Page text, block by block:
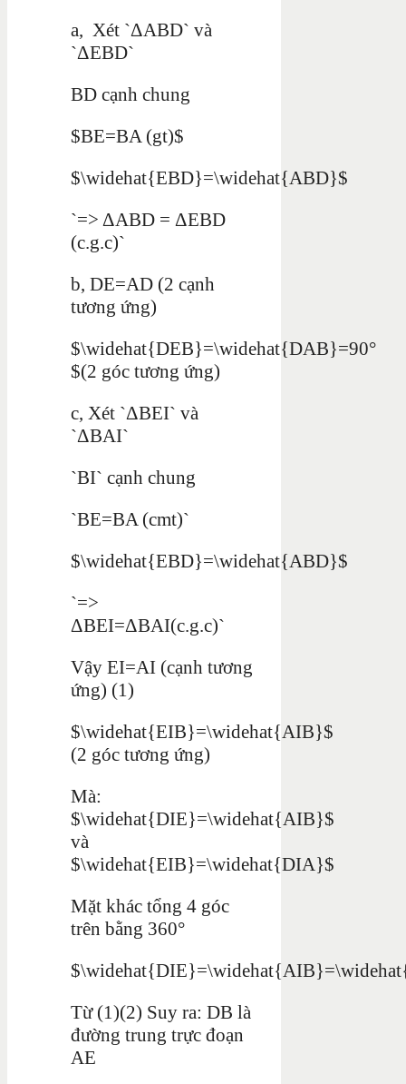
a, Xét `ΔABD` và
`ΔEBD`
BD cạnh chung
$BE=BA (gt)$
$\widehat{EBD}=\widehat{ABD}$
`=> ΔABD = ΔEBD
(c.g.c)`
b, DE=AD (2 cạnh
tương ứng)
$\widehat{DEB}=\widehat{DAB}=90°
$(2 góc tương ứng)
c, Xét `ΔBEI` và
`ΔBAI`
`BI` cạnh chung
`BE=BA (cmt)`
$\widehat{EBD}=\widehat{ABD}$
`=>
ΔBEI=ΔBAI(c.g.c)`
Vậy EI=AI (cạnh tương
ứng) (1)
$\widehat{EIB}=\widehat{AIB}$
(2 góc tương ứng)
Mà:
$\widehat{DIE}=\widehat{AIB}$
và
$\widehat{EIB}=\widehat{DIA}$
Mặt khác tổng 4 góc
trên bằng 360°
Từ (1)(2) Suy ra: DB là
đường trung trực đoạn
AE